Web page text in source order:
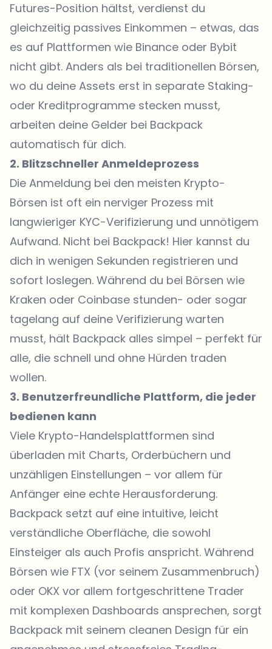
Futures-Position hältst, verdienst du
gleichzeitig passives Einkommen – etwas, das
es auf Plattformen wie Binance oder Bybit
nicht gibt. Anders als bei traditionellen Börsen,
wo du deine Assets erst in separate Staking-
oder Kreditprogramme stecken musst,
arbeiten deine Gelder bei Backpack
automatisch für dich.
2. Blitzschneller Anmeldeprozess
Die Anmeldung bei den meisten Krypto-
Börsen ist oft ein nerviger Prozess mit
langwieriger KYC-Verifizierung und unnötigem
Aufwand. Nicht bei Backpack! Hier kannst du
dich in wenigen Sekunden registrieren und
sofort loslegen. Während du bei Börsen wie
Kraken oder Coinbase stunden- oder sogar
tagelang auf deine Verifizierung warten
musst, hält Backpack alles simpel – perfekt für
alle, die schnell und ohne Hürden traden
wollen.
3. Benutzerfreundliche Plattform, die jeder
bedienen kann
Viele Krypto-Handelsplattformen sind
überladen mit Charts, Orderbüchern und
unzähligen Einstellungen – vor allem für
Anfänger eine echte Herausforderung.
Backpack setzt auf eine intuitive, leicht
verständliche Oberfläche, die sowohl
Einsteiger als auch Profis anspricht. Während
Börsen wie FTX (vor seinem Zusammenbruch)
oder OKX vor allem fortgeschrittene Trader
mit komplexen Dashboards ansprechen, sorgt
Backpack mit seinem cleanen Design für ein